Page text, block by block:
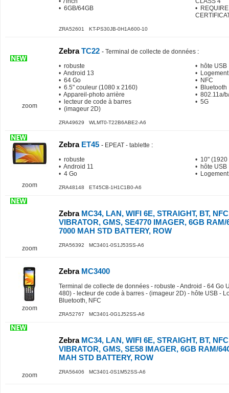
• 6GB/64GB
•
ZRA52601 KT-PS30JB-0H1A600-10
zoom
ZebraTC22 - Terminal de collecte de données :
• robuste
• Android 13
• 64 Go
• 6.5" couleur (1080 x 2160)
• Appareil-photo arrière
• lecteur de code à barres
• (imageur 2D)
• hôte USB
•
• NFC
• Bluetooth
• 802.11a/
• 5G
ZRA49629 WLMT0-T22B6ABE2-A6
zoom
ZebraET45 - EPEAT - tablette :
• robuste
• Android 11
• 4 Go
• 10" (1920
• hôte USB
•
ZRA48148 ET45CB-1H1C1B0-A6
zoom
ZebraMC34, LAN, WIFI 6E, STRAIGHT, BT,
VIBRATOR, GMS, SE4770 IMAGER, 6GB RAM/
7000 MAH STD BATTERY, ROW
ZRA56392 MC3401-0S1J53SS-A6
zoom
ZebraMC3400
Terminal de collecte de données - robuste - Android - 64 Go
480) - lecteur de code à barres - (imageur 2D) - hôte USB -
Bluetooth, NFC
ZRA52767 MC3401-0G1J52SS-A6
zoom
ZebraMC34, LAN, WIFI 6E, STRAIGHT, BT,
VIBRATOR, GMS, SE58 IMAGER, 6GB RAM/
MAH STD BATTERY, ROW
ZRA56406 MC3401-0S1M52SS-A6